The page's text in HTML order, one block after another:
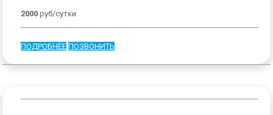
2000 руб/сутки
ПОДРОБНЕЕ ПОЗВОНИТЬ